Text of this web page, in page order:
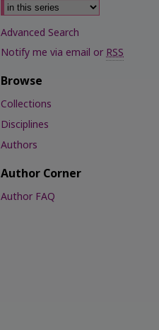
Advanced Search
Notify me via email orRSS
Browse
Collections
Disciplines
Authors
Author Corner
Author FAQ